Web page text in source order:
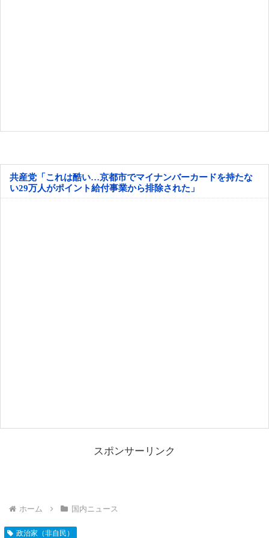
共産党「これは酷い…京都市でマイナンバーカードを持たな
い29万人がポイント給付事業から排除された」
スポンサーリンク
ホーム 国内ニュース
政治家（非自民）